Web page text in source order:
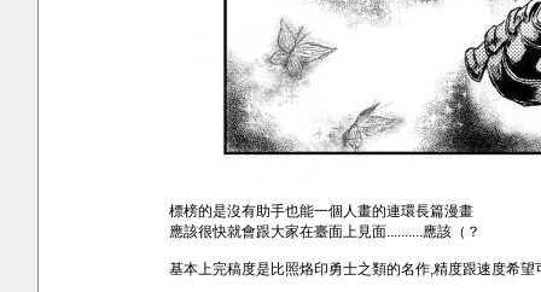
標榜的是沒有助手也能一個人畫的連環長篇漫畫
應該很快就會跟大家在臺面上見面..........應該（？
基本上完稿度是比照烙印勇士之類的名作,精度跟速度希望